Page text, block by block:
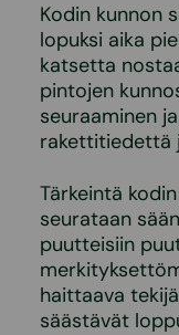
Kodin kunnon
lopuksi aika
katsetta
pintojen
seuraaminen
rakettitiedettä
Tärkeintä
seurataan
puutteisiin
haittaava
säästävät